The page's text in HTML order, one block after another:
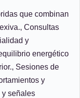
que combinan
Consultas
y
energético
Sesiones de
y
y señales